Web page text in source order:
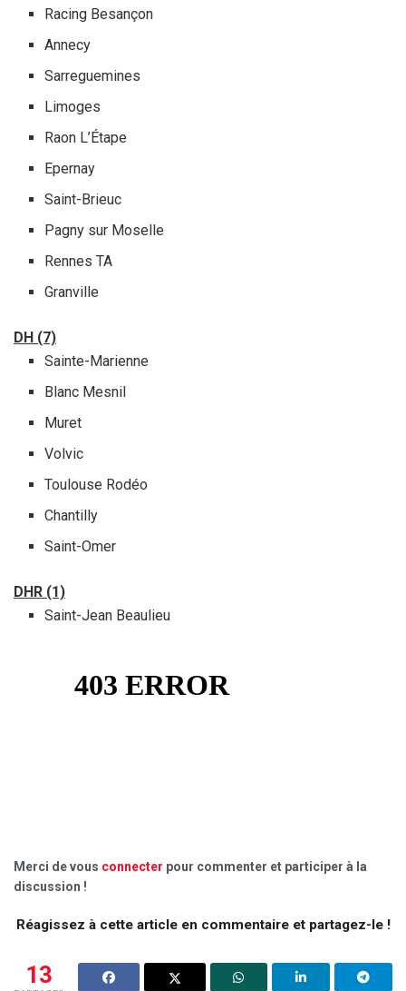
Racing Besançon
Annecy
Sarreguemines
Limoges
Raon L’Étape
Epernay
Saint-Brieuc
Pagny sur Moselle
Rennes TA
Granville
DH (7)
Sainte-Marienne
Blanc Mesnil
Muret
Volvic
Toulouse Rodéo
Chantilly
Saint-Omer
DHR (1)
Saint-Jean Beaulieu
Merci de vous connecter pour commenter et participer à la
discussion !
Réagissez à cette article en commentaire et partagez-le !
13